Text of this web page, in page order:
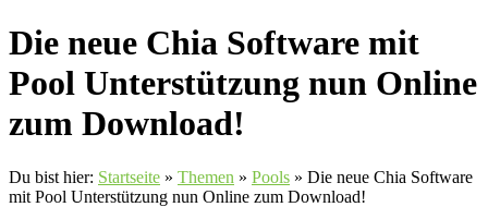
Die neue Chia Software mit
Pool Unterstützung nun Online
zum Download!
Du bist hier: Startseite » Themen » Pools » Die neue Chia Software
mit Pool Unterstützung nun Online zum Download!